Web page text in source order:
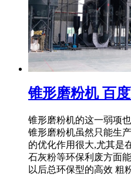
锥形磨粉机 百
锥形磨粉机的这一弱项
锥形磨粉机虽然只能生
的优化作用很大,尤其是
石灰粉等环保利废方面
以后总环保型的高效 粗